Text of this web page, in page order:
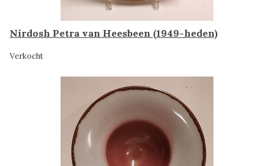
Nirdosh Petra van Heesbeen (1949-heden)
Verkocht